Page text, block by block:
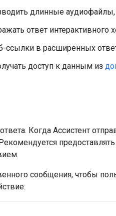
длинные
ответ интерактивного
ссылки в расширенных
доступ к данным из
Когда Ассистент
сообщения, чтобы